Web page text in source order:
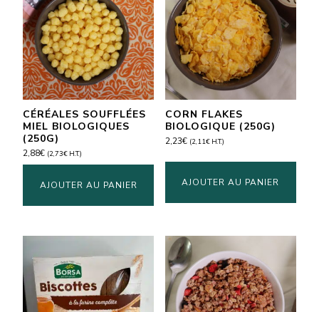
CÉRÉALES SOUFFLÉES
MIEL BIOLOGIQUES
(250G)
2,88€ (2,73€ H.T.)
AJOUTER AU PANIER
CORN FLAKES
BIOLOGIQUE (250G)
2,23€ (2,11€H.T.)
AJOUTER AU PANIER